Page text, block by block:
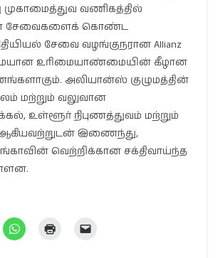
முகாமைத்துவ வணிகத்தில்
சேவைகளைக் கொண்ட
சேவை வழங்குநரான Allianz
உரிமையாண்மையின் கீழான
அலியான்ஸ் குழுமத்தின்
மற்றும் வலுவான
உள்ளூர் நிபுணத்துவம் மற்றும்
இணைந்து,
வெற்றிக்கான சக்திவாய்ந்த